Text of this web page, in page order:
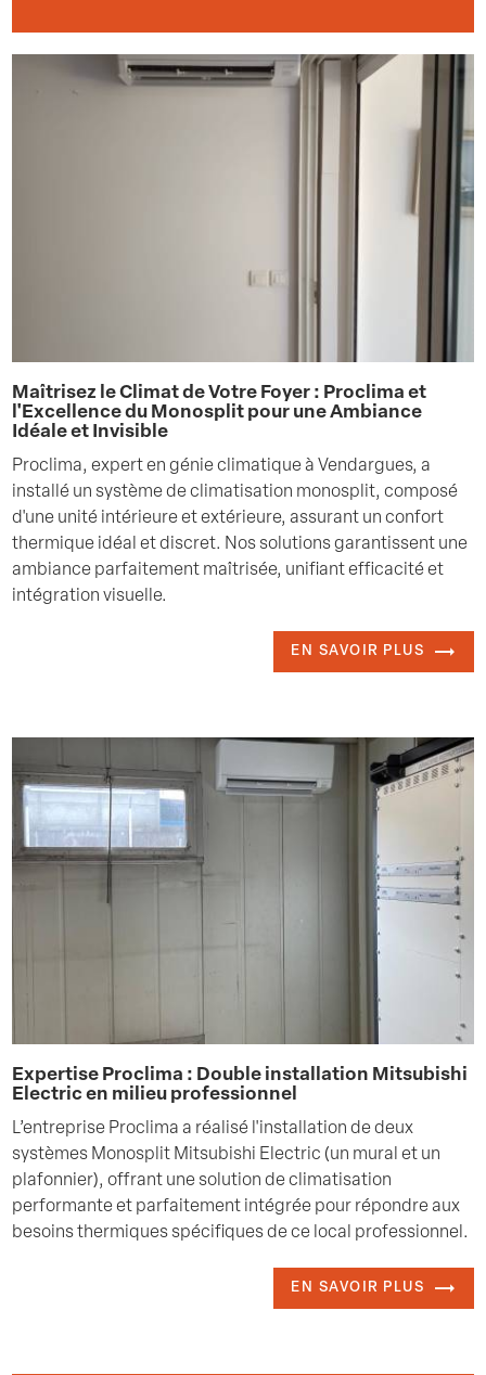
Maîtrisez le Climat de Votre Foyer : Proclima et
l'Excellence du Monosplit pour une Ambiance
Idéale et Invisible
Proclima, expert en génie climatique à Vendargues, a
installé un système de climatisation monosplit, composé
d'une unité intérieure et extérieure, assurant un confort
thermique idéal et discret. Nos solutions garantissent une
ambiance parfaitement maîtrisée, unifiant efficacité et
intégration visuelle.
EN SAVOIR PLUS
Expertise Proclima : Double installation Mitsubishi
Electric en milieu professionnel
L’entreprise Proclima a réalisé l'installation de deux
systèmes Monosplit Mitsubishi Electric (un mural et un
plafonnier), offrant une solution de climatisation
performante et parfaitement intégrée pour répondre aux
besoins thermiques spécifiques de ce local professionnel.
EN SAVOIR PLUS